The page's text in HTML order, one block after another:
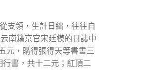
支領，生計日絀，往往自
南籍京官宋廷模的日誌中
元，購得張得天等書畫三
書，共十二元；紅頂二